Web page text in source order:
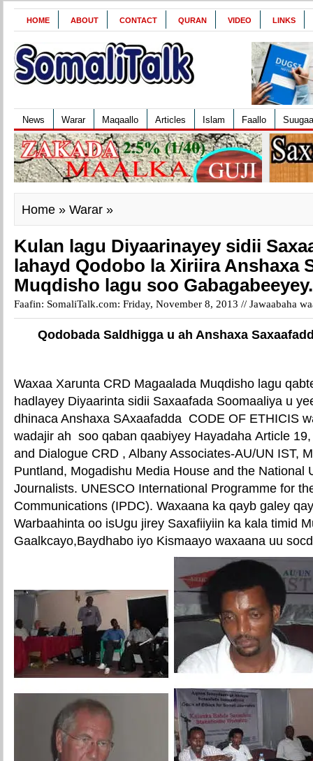
HOME ABOUT CONTACT QURAN VIDEO LINKS
News Warar Maqaallo Articles Islam Faallo
Home » Warar »
Kulan lagu Diyaarinayey sidii
lahayd Qodobo la Xiriira Anshaxa
Muqdisho lagu soo Gabagabeeyey.
Faafin: SomaliTalk.com: Friday, November 8, 2013 // Jawaabaha
Qodobada Saldhigga u ah Anshaxa
Waxaa Xarunta CRD Magaalada Muqdisho lagu
hadlayey Diyaarinta sidii Saxaafada Soomaaliya u
dhinaca Anshaxa SAxaafadda CODE OF ETHICIS
wadajir ah soo qaban qaabiyey Hayadaha Article
and Dialogue CRD , Albany Associates-AU/UN IST,
Puntland, Mogadishu Media House and the National
Journalists. UNESCO International Programme for
Communications (IPDC). Waxaana ka qayb galey
Warbaahinta oo isUgu jirey Saxafiiyiin ka kala timid
Gaalkcayo,Baydhabo iyo Kismaayo waxaana uu